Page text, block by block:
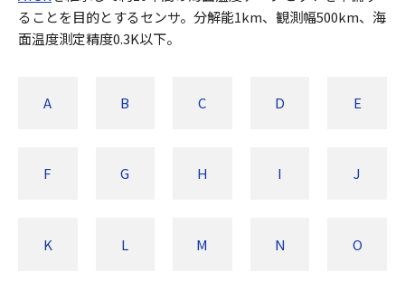
ることを目的とするセンサ。分解能1km、観測幅500km、海
面温度測定精度0.3K以下。
A B C D E
F G H I J
K L M N O